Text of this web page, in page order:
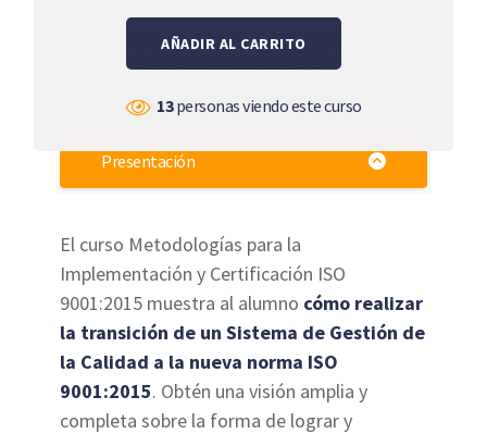
AÑADIR AL CARRITO
13personas viendo este curso
Oferta Formativa
Curso Metodologías
Implementación y Certificación ISO 9001 2015
Presentación
El curso Metodologías para la
Implementación y Certificación ISO
9001:2015 muestra al alumno cómo realizar
la transición de un Sistema de Gestión de
la Calidad a la nueva norma ISO
9001:2015. Obtén una visión amplia y
completa sobre la forma de lograr y